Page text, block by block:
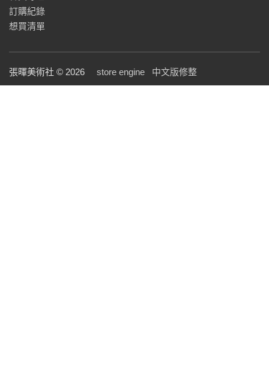
訂購紀錄
想買清單
張暉美術社 © 2026 store engine 中文版修整